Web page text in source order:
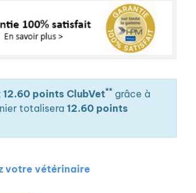
12.60 points ClubVet** grâce à
totalisera 12.60 points
votre vétérinaire